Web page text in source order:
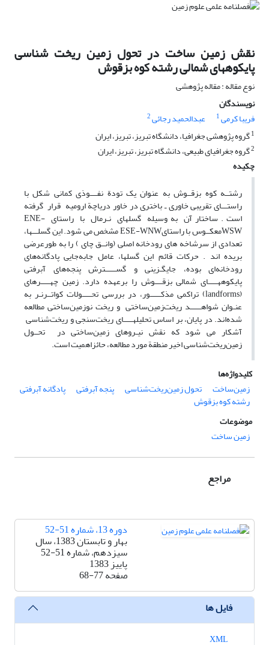
نقش زمین ساخت در تحول زمین ریخت شناسی
پایکوههای شمالی رشته کوه بزقوش
نوع مقاله : مقاله پژوهشی
نویسندگان
فریبا کرمی1 عبدالحمید رجائی2
1گروه پژوهشی جغرافیا، دانشگاه تبریز، تبریز، ایران
2گروه جغرافیای طبیعی، دانشگاه تبریز، تبریز، ایران
چکیده
رشتــه کوه بزقــوش به عنوان یک تودة نفــــوذی کمانی شکل با
راستـــای تقریبی خاوری ـ باختری در خاور دریاچة ارومیه قرار گرفته
است . ساختار آن به وسیله گسلهای نـرمال با راستای ENE-
WSWمعکــوس با راستایESE-WNW مشخص می شود. این گسلـــها،
تعدادی از سرشاخه های رودخانه اصلی (وانــق چای ) را به طورعرضی
بریده اند . حرکات قائم این گسلها، عامل جابه‌جایی پادگانه‌های
رودخانه‌ای بوده، جایگـزینی و گســــــترش پنجه‌های آبرفتی
پایکوههـــــای شمالی بزقــــوش را برعهده دارد. زمین چهـــــرهای
(landforms) تراکمی مذکــــــور، در بررسی تحـــــولات کواتــرنـر به
عنـوان شواهــــــد ریخت‌زمین‌ساختی و ریخت نوزمین‌ساختی مطالعه
شده‌اند. در پایان، بر اساس تحلیلهـــــای ریخت‌سنجی و ریخت‌شناسی
آشکار می شود که نقش نیـروهای زمین‌ساختی در تحــول
زمین‌ریخت‌شناسی اخیر منطقة مورد مطالعه، حائزاهمیت است.
کلیدواژه‌ها
زمین‌ساخت
تحول زمین‌ریخت‌شناسی پنجه آبرفتی پادگانه آبرفتی
رشته کوه بزقوش
موضوعات
زمین ساخت
مراجع
دوره 13، شماره 51-52
بهار و تابستان 1383، سال
سیزدهم، شماره 51-52
پاییز 1383
صفحه68-77
فایل ها